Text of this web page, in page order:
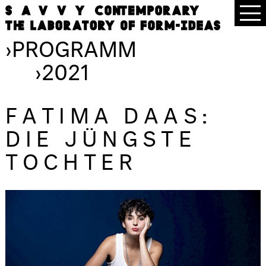
›PROGRAMM
›2021
FATIMA DAAS:
DIE JÜNGSTE
TOCHTER